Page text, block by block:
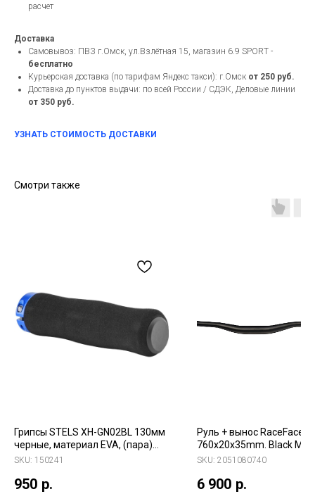
расчет
Доставка
Самовывоз: ПВЗ г.Омск, ул.Взлётная 15, магазин 6.9 SPORT -
бесплатно
Курьерская доставка (по тарифам Яндекс такси): г.Омск от 250 руб.
Доставка до пунктов выдачи: по всей России / СДЭК, Деловые линии
от 350 руб.
УЗНАТЬ СТОИМОСТЬ ДОСТАВКИ
Смотри также
Грипсы STELS XH-GN02BL 130мм
черные, материал EVA, (пара)
LU089186, арт.150241
SKU: 150241
950 р.
Руль + вынос RaceFace
760х20х35mm. Black
(2051080740)
SKU: 2051080740
6 900 р.